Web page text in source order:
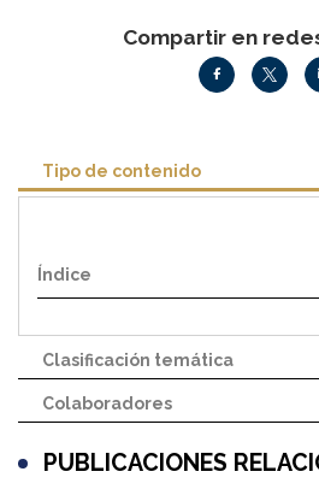
Compartir en
Tipo de contenido
Índice
Clasificación temática
Colaboradores
PUBLICACIONES